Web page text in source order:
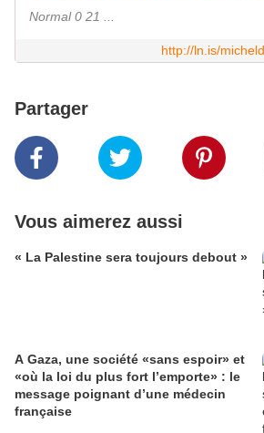
Normal 0 21 ...
http://ln.is/
Partager
Vous aimerez aussi
« La Palestine sera toujours debout »
A Gaza, une société «sans espoir» et
«où la loi du plus fort l’emporte» : le
message poignant d’une médecin
française